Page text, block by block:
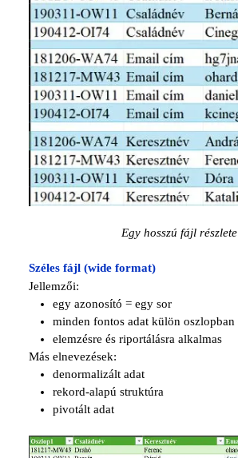
Egy hosszú fájl részlete
Széles fájl (wide format)
Jellemzői:
egy azonosító = egy sor
minden fontos adat külön oszlopban
elemzésre és riportálásra alkalmas
Más elnevezések:
denormalizált adat
rekord-alapú struktúra
pivotált adat